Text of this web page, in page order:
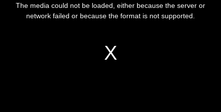
The media could not be loaded, either because the server or
network failed or because the format is not supported.